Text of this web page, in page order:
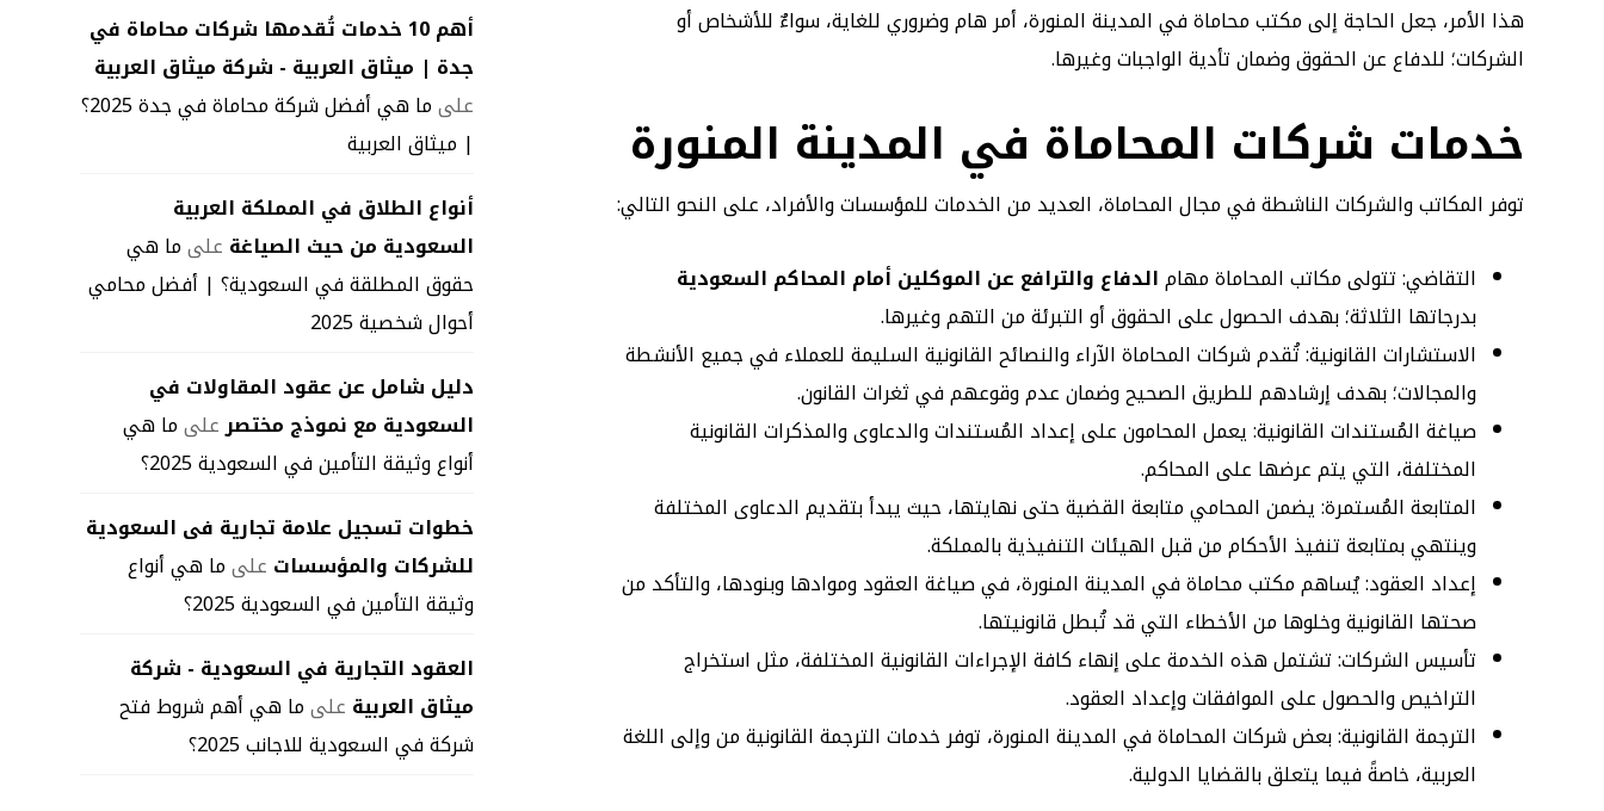
هذا الأمر، جعل الحاجة إلى مكتب محاماة في المدينة المنورة، أمر هام وضروري للغاية، سواءٌ للأشخاص أو
الشركات؛ للدفاع عن الحقوق وضمان تأدية الواجبات وغيرها.
خدمات شركات المحاماة في المدينة المنورة
توفر المكاتب والشركات الناشطة في مجال المحاماة، العديد من الخدمات للمؤسسات والأفراد، على النحو التالي:
التقاضي: تتولى مكاتب المحاماة مهامالدفاع والترافع عن الموكلين أمام المحاكم السعودية
بدرجاتها الثلاثة؛ بهدف الحصول على الحقوق أو التبرئة من التهم وغيرها.
الاستشارات القانونية: تُقدم شركات المحاماة الآراء والنصائح القانونية السليمة للعملاء في جميع الأنشطة
والمجالات؛ بهدف إرشادهم للطريق الصحيح وضمان عدم وقوعهم في ثغرات القانون.
صياغة المُستندات القانونية: يعمل المحامون على إعداد المُستندات والدعاوى والمذكرات القانونية
المختلفة، التي يتم عرضها على المحاكم.
المتابعة المُستمرة: يضمن المحامي متابعة القضية حتى نهايتها، حيث يبدأ بتقديم الدعاوى المختلفة
وينتهي بمتابعة تنفيذ الأحكام من قبل الهيئات التنفيذية بالمملكة.
إعداد العقود: يُساهم مكتب محاماة في المدينة المنورة، في صياغة العقود وموادها وبنودها، والتأكد من
صحتها القانونية وخلوها من الأخطاء التي قد تُبطل قانونيتها.
تأسيس الشركات: تشتمل هذه الخدمة على إنهاء كافة الإجراءات القانونية المختلفة، مثل استخراج
التراخيص والحصول على الموافقات وإعداد العقود.
الترجمة القانونية: بعض شركات المحاماة في المدينة المنورة، توفر خدمات الترجمة القانونية من وإلى اللغة
العربية، خاصةً فيما يتعلق بالقضايا الدولية.
أهم 10 خدمات تُقدمها شركات محاماة في
جدة | ميثاق العربية - شركة ميثاق العربية
على
ما هي أفضل شركة محاماة في جدة 2025؟
| ميثاق العربية
أنواع الطلاق في المملكة العربية
السعودية من حيث الصياغة علىما هي
حقوق المطلقة في السعودية؟ | أفضل محامي
أحوال شخصية 2025
دليل شامل عن عقود المقاولات في
السعودية مع نموذج مختصرعلىما هي
أنواع وثيقة التأمين في السعودية 2025؟
خطوات تسجيل علامة تجارية فى السعودية
للشركات والمؤسسات علىما هي أنواع
وثيقة التأمين في السعودية 2025؟
العقود التجارية في السعودية - شركة
ميثاق العربية علىما هي أهم شروط فتح
شركة في السعودية للاجانب 2025؟